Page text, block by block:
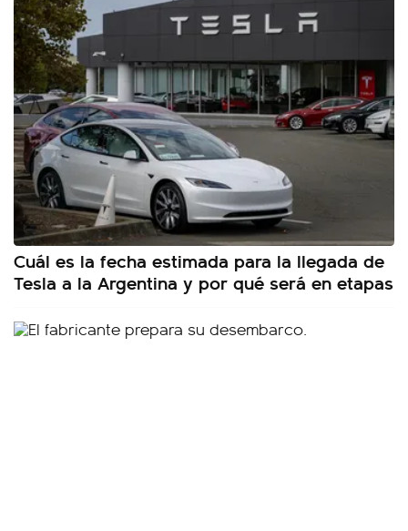
Cuál es la fecha estimada para la llegada de
Tesla a la Argentina y por qué será en etapas